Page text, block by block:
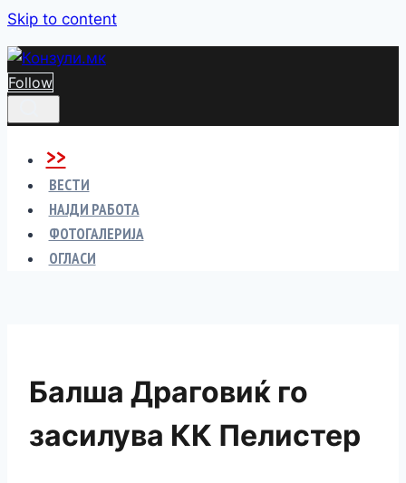
Skip to content
Follow
>>
ВЕСТИ
НАЈДИ РАБОТА
ФОТОГАЛЕРИЈА
ОГЛАСИ
Балша Драговиќ го
засилува КК Пелистер